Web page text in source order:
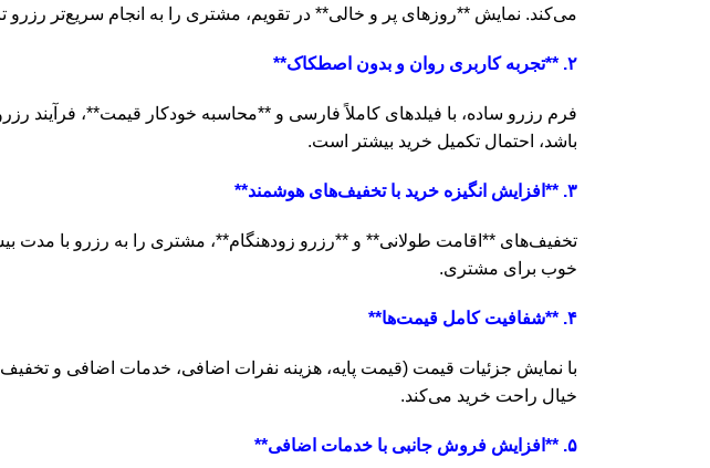
می‌کند. نمایش **روزهای پر و خالی** در تقویم، مشتری را به انجام سریع‌تر
۲. **تجربه کاربری روان و بدون اصطکاک**
فرم رزرو ساده، با فیلدهای کاملاً فارسی و **محاسبه خودکار قیمت**، فرآیند
باشد، احتمال تکمیل خرید بیشتر است.
۳. **افزایش انگیزه خرید با تخفیف‌های هوشمند**
تخفیف‌های **اقامت طولانی** و **رزرو زودهنگام**، مشتری را به رزرو با مدت
خوب برای مشتری.
۴. **شفافیت کامل قیمت‌ها**
با نمایش جزئیات قیمت (قیمت پایه، هزینه نفرات اضافی، خدمات اضافی و
خیال راحت خرید می‌کند.
۵. **افزایش فروش جانبی با خدمات اضافی**